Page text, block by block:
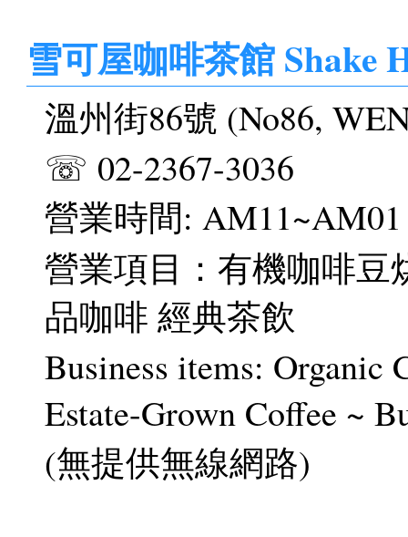
雪可屋咖啡茶館 Shake
溫州街86號 (No86,
☏ 02-2367-3036
營業時間: AM11~AM01
營業項目：有機咖啡豆
品咖啡 經典茶飲
Business items: Organic
Estate-Grown Coffee ~
(無提供無線網路)